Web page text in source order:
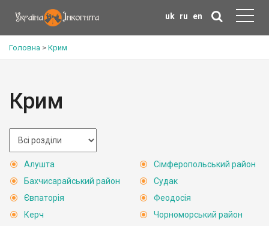
uk ru en
Головна > Крим
Крим
Алушта
Бахчисарайський район
Євпаторія
Керч
Сімферопольський район
Судак
Феодосія
Чорноморський район